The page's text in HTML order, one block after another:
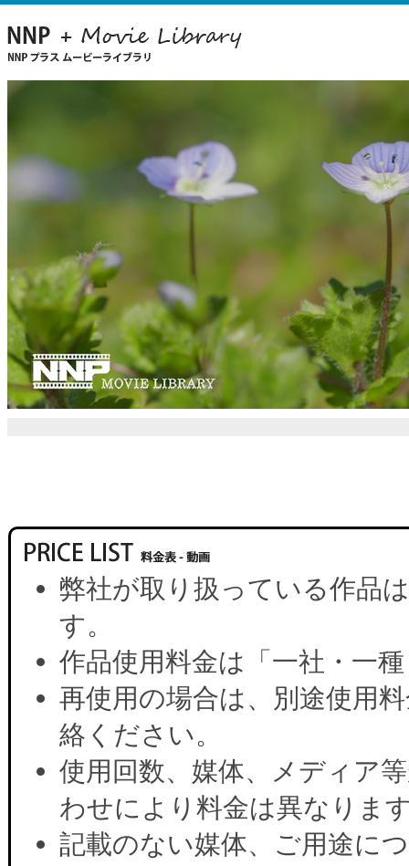
弊社が取り扱っている作品
す。
作品使用料金は「一社・一
再使用の場合は、別途使用
絡ください。
使用回数、媒体、メディア
わせにより料金は異なりま
記載のない媒体、ご用途に